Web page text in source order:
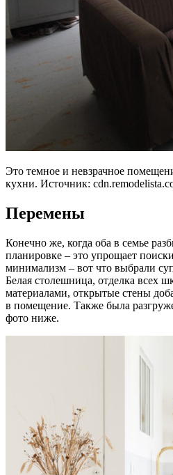
Это темное и невзрачное
кухни. Источник:
Перемены
Конечно же, когда оба в семье
планировке – это упрощает
минимализм – вот что выбрали
Белая столешница, отделка всех
материалами, открытые стены
в помещение. Также была
фото ниже.